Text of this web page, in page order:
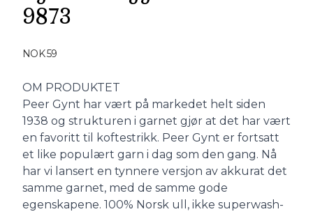
9873
NOK 59
Description
OM PRODUKTET
Peer Gynt har vært på markedet helt siden
1938 og strukturen i garnet gjør at det har vært
en favoritt til koftestrikk. Peer Gynt er fortsatt
et like populært garn i dag som den gang. Nå
har vi lansert en tynnere versjon av akkurat det
samme garnet, med de samme gode
egenskapene. 100% Norsk ull, ikke superwash-